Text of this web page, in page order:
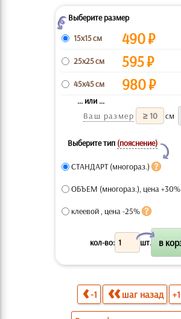
ZВыберите размер
15x15 см
490₽
25x25 см 595₽
45x45 см 980₽
... или ...
Ваш размер
см
Выберите тип (пояснение)
Y
СТАНДАРТ (многораз.)
ОБЪЕМ (многораз.), цена +30%
клеевой , цена -25%
кол-во: шт.
X
-1 шаг назад +1